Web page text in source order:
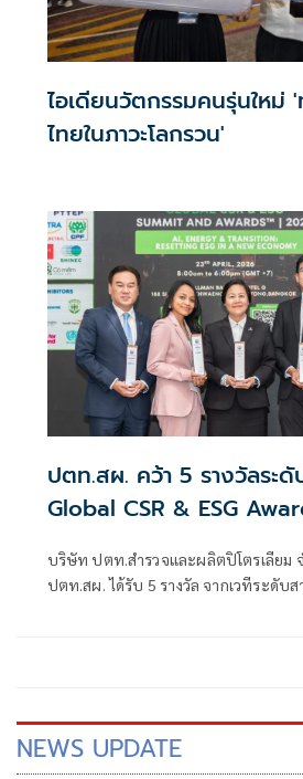
ไอเดียนวัตกรรมคนรุ่นใหม่ '
ไทยในภาวะโลกรวน'
ปตท.สผ. คว้า 5 รางวัลระดั
Global CSR & ESG
สะท้อนความมุ่งมั่นการสร้า
สังคมและสิ่งแวดล้อมอย่า
บริษัท ปตท.สำรวจและผลิตปิโตรเลียม
ปตท.สผ. ได้รับ 5 รางวัล จากเวทีระดับส
NEWS UPDATE